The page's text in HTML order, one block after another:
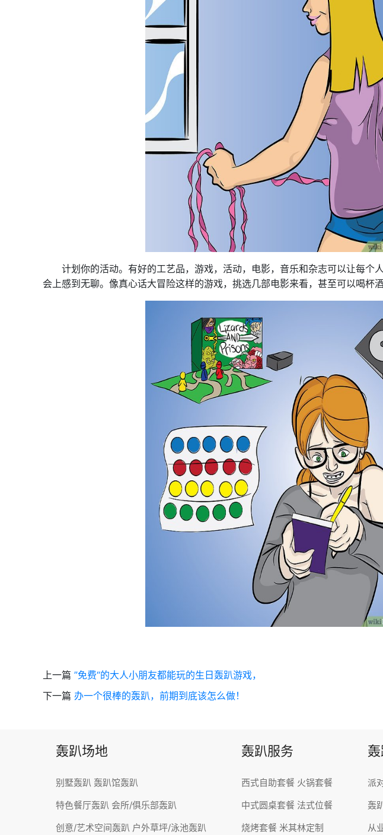
计划你的活动。有好的工艺品，游戏，活动，电影，音乐和杂志可以让每个
会上感到无聊。像真心话大冒险这样的游戏，挑选几部电影来看，甚至可以喝杯
上一篇 ”免费“的大人小朋友都能玩的生日轰趴游戏，
下一篇 办一个很棒的轰趴，前期到底该怎么做！
轰趴场地
别墅轰趴 轰趴馆轰趴
特色餐厅轰趴 会所/俱乐部轰趴
创意/艺术空间轰趴 户外草坪/泳池轰趴
轰趴服务
西式自助套餐 火锅套餐
中式圆桌套餐 法式位餐
烧烤套餐 米其林定制
派
轰
从